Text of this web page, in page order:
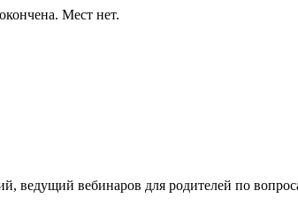
Мест нет.
ведущий вебинаров для родителей по